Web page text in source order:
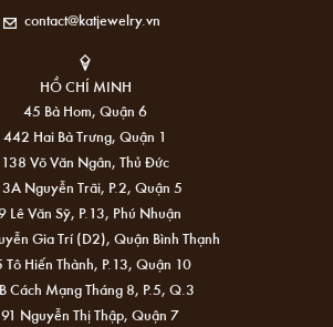
contact@katjewelry.vn
HỒ CHÍ MINH
45 Bà Hom, Quận 6
442 Hai Bà Trưng, Quận 1
138 Võ Văn Ngân, Thủ Đức
Nguyễn Trãi, P.2, Quận 5
Lê Văn Sỹ, P.13, Phú Nhuận
Gia Trí (D2), Quận Bình Thạnh
Tô Hiến Thành, P.13, Quận 10
Cách Mạng Tháng 8, P.5, Q.3
Nguyễn Thị Thập, Quận 7